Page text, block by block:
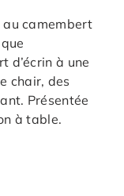
camembert
d’écrin à une
chair, des
Présentée
à table.